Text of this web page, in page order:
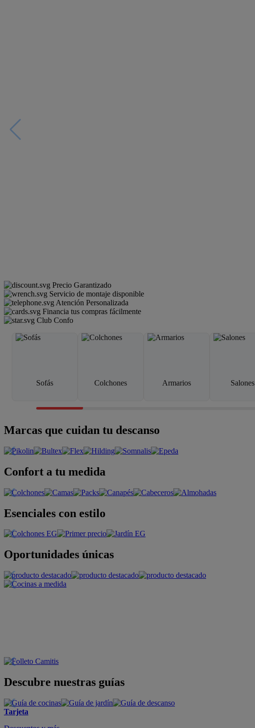
Precio Garantizado
Servicio de montaje disponible
Atención Personalizada
Financia tus compras fácilmente
Club Confo
Sofás Colchones Armarios Salones
Marcas que cuidan tu descanso
Confort a tu medida
Esenciales con estilo
Oportunidades únicas
Descubre nuestras guías
Tarjeta